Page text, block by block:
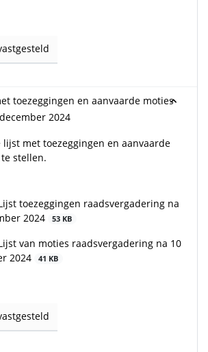
toezeggingen en aanvaarde moties
2024
lijst met toezeggingen en aanvaarde
stellen.
toezeggingen raadsvergadering na
2024
53 KB
van moties raadsvergadering na 10
2024
41 KB